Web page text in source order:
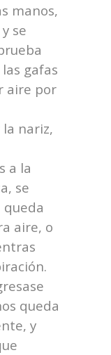
manos,
se
gafas
aire por
nariz,
a la
se
queda
aire, o
queda
y